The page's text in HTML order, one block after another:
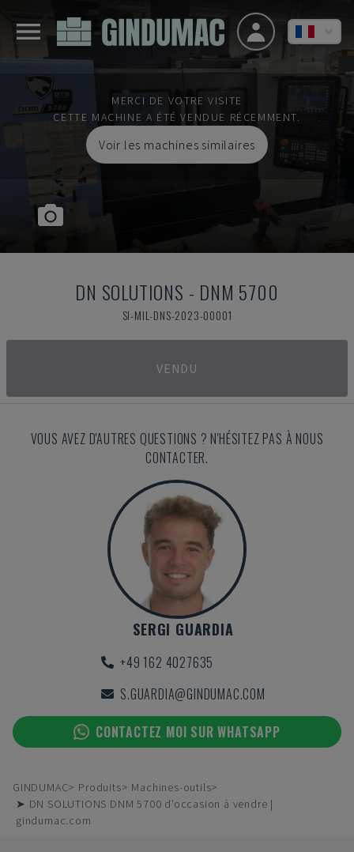
MERCI DE VOTRE VISITE
CETTE MACHINE A ÉTÉ VENDUE RÉCEMMENT.
Voir les machines similaires
DN SOLUTIONS - DNM 5700
SI-MIL-DNS-2023-00001
VENDU
VOUS AVEZ D'AUTRES QUESTIONS ? N'HÉSITEZ PAS À NOUS
CONTACTER.
SERGI GUARDIA
+49 162 4027635
S.GUARDIA@GINDUMAC.COM
CONTACTEZ MOI SUR WHATSAPP
GINDUMAC Produits
Machines-outils
➤ DN SOLUTIONS DNM 5700 d'occasion à vendre |
gindumac.com